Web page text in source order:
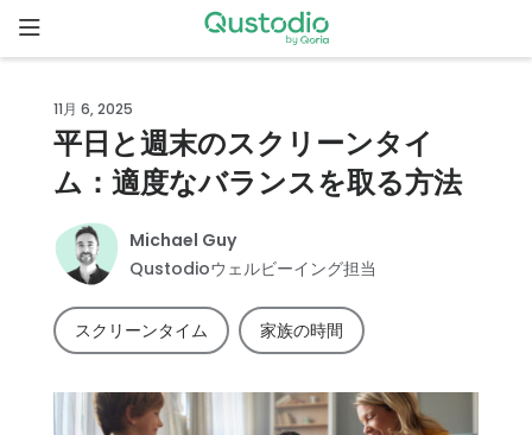
to
content
が選ばれ
る理由
11月 6, 2025
平日と週末のスクリーンタイ
ム：適度なバランスを取る方法
Michael Guy
Qustodioウェルビーイング担当
スクリーンタイム 家族の時間